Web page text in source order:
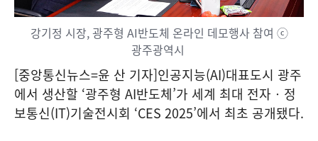
강기정 시장, 광주형 AI반도체 온라인 데모행사 참여 ⓒ
광주광역시
[중앙통신뉴스=윤 산 기자]인공지능(AI)대표도시 광주
에서 생산할 ‘광주형 AI반도체’가 세계 최대 전자‧정
보통신(IT)기술전시회 ‘CES 2025’에서 최초 공개됐다.